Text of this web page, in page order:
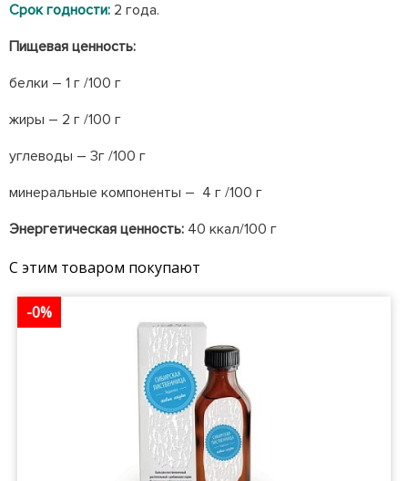
Срок годности: 2 года.
Пищевая ценность:
белки – 1 г /100 г
жиры – 2 г /100 г
углеводы – 3г /100 г
минеральные компоненты – 4 г /100 г
Энергетическая ценность: 40 ккал/100 г
С этим товаром покупают
-0%